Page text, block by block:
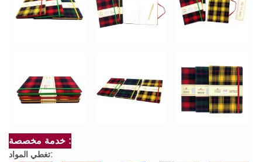
خدمة مخصصة :
تغطي المواد: